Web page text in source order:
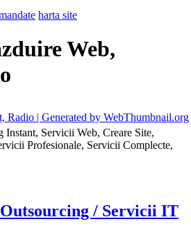
harta site
Web,
Servicii Web, Creare Site,
Profesionale, Servicii Complecte,
Outsourcing / Servicii IT